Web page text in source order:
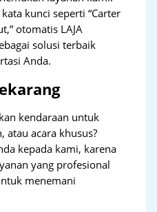
kunci seperti “Carter
otomatis LAJA
solusi terbaik
Anda.
kendaraan untuk
atau acara khusus?
kepada kami, karena
yang profesional
menemani